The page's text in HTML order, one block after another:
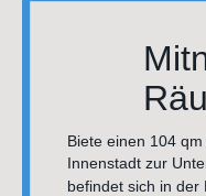
Biete einen 104
Innenstadt zur
befindet sich in